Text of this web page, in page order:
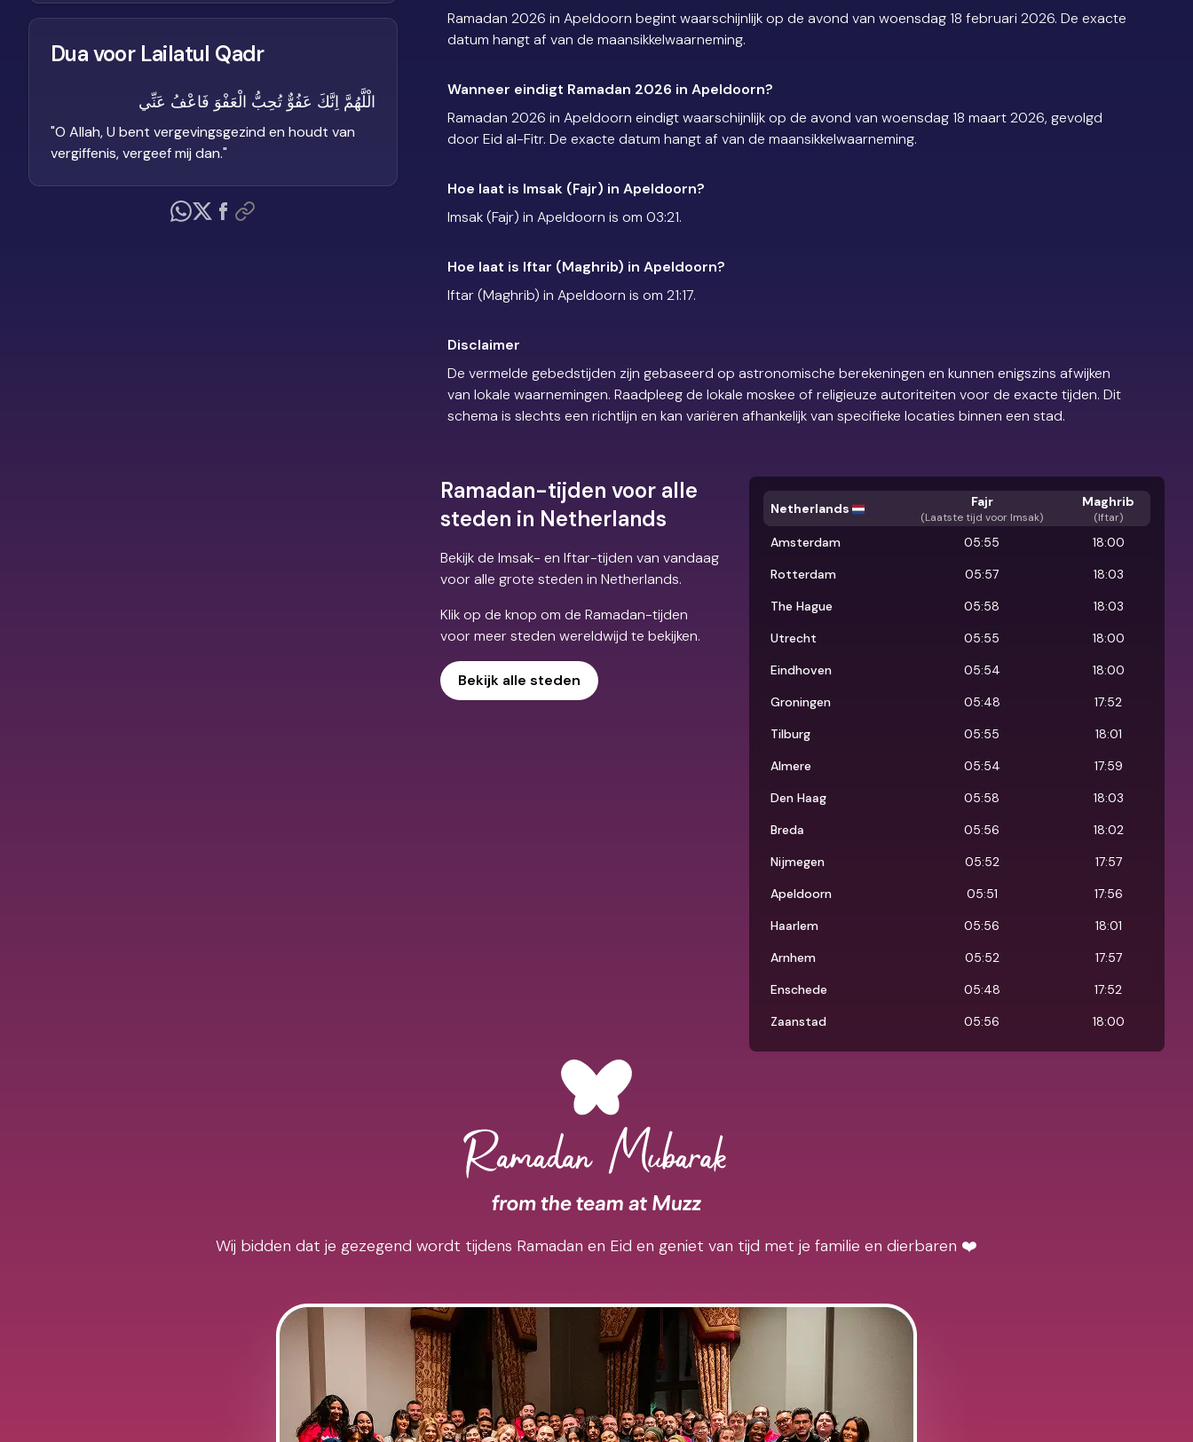
Ramadan 2026 in Apeldoorn begint waarschijnlijk op de avond van woensdag 18 februari 2026. De exacte
datum hangt af van de maansikkelwaarneming.
Wanneer eindigt Ramadan 2026 in Apeldoorn?
Ramadan 2026 in Apeldoorn eindigt waarschijnlijk op de avond van woensdag 18 maart 2026, gevolgd
door Eid al-Fitr. De exacte datum hangt af van de maansikkelwaarneming.
Hoe laat is Imsak (Fajr) in Apeldoorn?
Imsak (Fajr) in Apeldoorn is om 03:21.
Hoe laat is Iftar (Maghrib) in Apeldoorn?
Iftar (Maghrib) in Apeldoorn is om 21:17.
Disclaimer
De vermelde gebedstijden zijn gebaseerd op astronomische berekeningen en kunnen enigszins afwijken
van lokale waarnemingen. Raadpleeg de lokale moskee of religieuze autoriteiten voor de exacte tijden. Dit
schema is slechts een richtlijn en kan variëren afhankelijk van specifieke locaties binnen een stad.
Ramadan-tijden voor alle
steden in Netherlands
Bekijk de Imsak- en Iftar-tijden van vandaag
voor alle grote steden in Netherlands.
Klik op de knop om de Ramadan-tijden
voor meer steden wereldwijd te bekijken.
Bekijk alle steden
Netherlands Fajr
(Laatste tijd voor Imsak)
Maghrib
(Iftar)
Amsterdam 05:55
18:00
Rotterdam
05:57
18:03
The Hague
05:58
18:03
Utrecht
05:55
18:00
Eindhoven
05:54
18:00
Groningen
05:48
17:52
Tilburg
05:55
18:01
Almere
05:54
17:59
Den Haag
05:58
18:03
Breda
05:56
18:02
Nijmegen
05:52
17:57
Apeldoorn
05:51
17:56
Haarlem
05:56
18:01
Arnhem
05:52
17:57
Enschede
05:48
17:52
Zaanstad
05:56 18:00
Dua voor Lailatul Qadr
الْلَّهُمَّ اِنَّكَ عَفُوٌّ تُحِبُّ الْعَفْوَ فَاعْفُ عَنِّي
"O Allah, U bent vergevingsgezind en houdt van
vergiffenis, vergeef mij dan."
Wij bidden dat je gezegend wordt tijdens Ramadan en Eid en geniet van tijd met je familie en dierbaren ❤️